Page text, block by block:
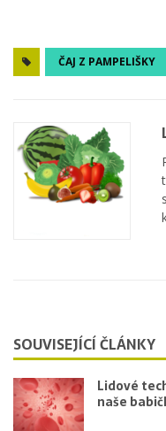
ČAJ Z PAMPELIŠKY
SOUVISEJÍCÍ ČLÁNKY
Lidové
naše